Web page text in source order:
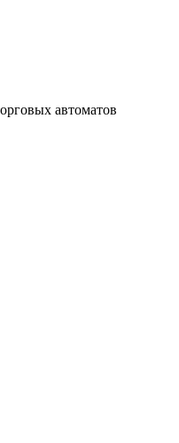
автоматов